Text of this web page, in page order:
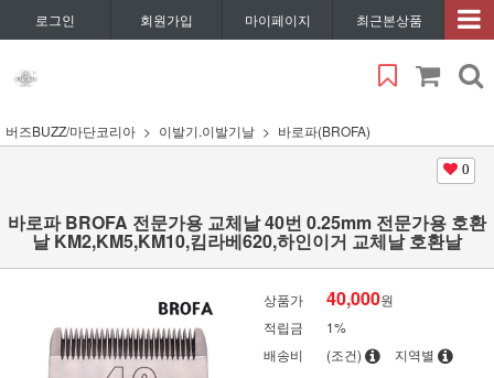
로그인 회원가입 마이페이지 최근본상품
버즈BUZZ/마단코리아 이발기.이발기날 바로파(BROFA)
0
바로파 BROFA 전문가용 교체날 40번 0.25mm 전문가용 호환
날 KM2,KM5,KM10,킴라베620,하인이거 교체날 호환날
상품가 40,000원
적립금
1%
배송비
(조건) 지역별